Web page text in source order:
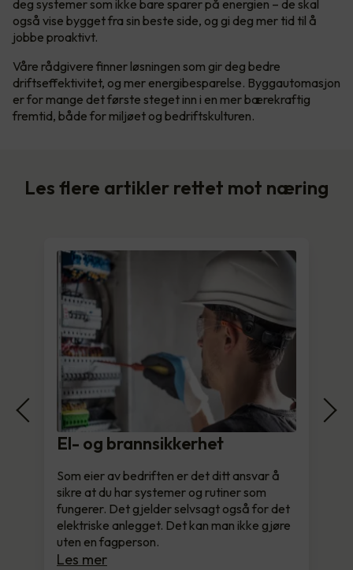
deg systemer som ikke bare sparer på energien – de skal
også vise bygget fra sin beste side, og gi deg mer tid til å
jobbe proaktivt.
Våre rådgivere finner løsningen som gir deg bedre
driftseffektivitet, og mer energibesparelse. Byggautomasjon
er for mange det første steget inn i en mer bærekraftig
fremtid, både for miljøet og bedriftskulturen.
Les flere artikler rettet mot næring
El- og brannsikkerhet
Som eier av bedriften er det ditt ansvar å
sikre at du har systemer og rutiner som
fungerer. Det gjelder selvsagt også for det
elektriske anlegget. Det kan man ikke gjøre
uten en fagperson.
Les mer